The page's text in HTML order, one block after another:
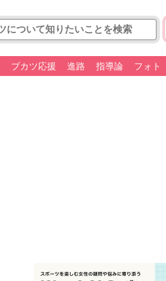
ブカツ応援 進路 指導論 フォト